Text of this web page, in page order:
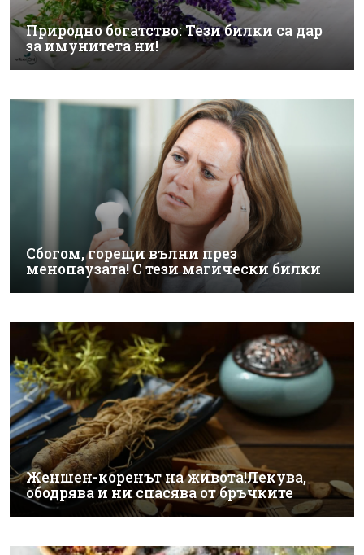
Природно богатство: Тези билки са дар
за имунитета ни!
Сбогом, горещи вълни през
менопаузата! С тези магически билки
Женшен-коренът на живота!Лекува,
ободрява и ни спасява от бръчките